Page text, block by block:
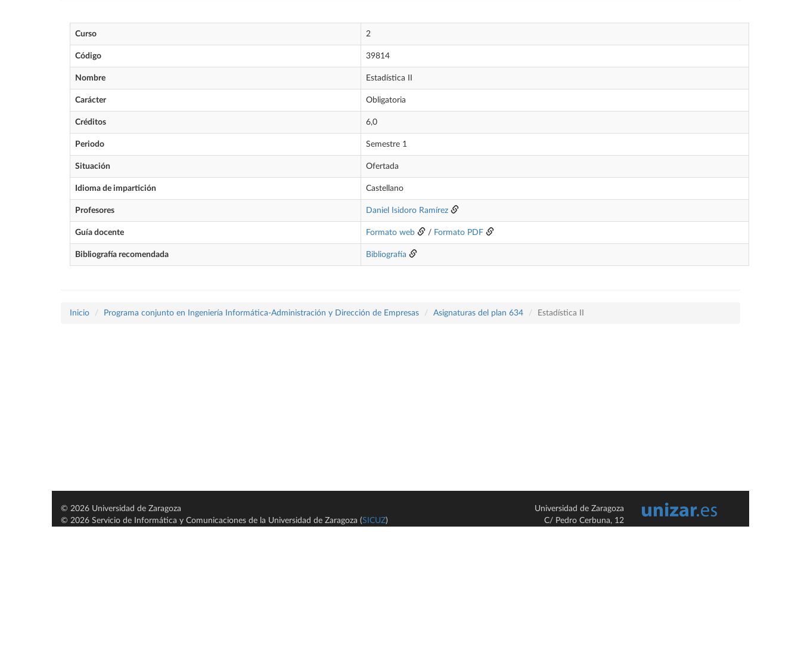
Curso 2
Código 39814
Nombre Estadística II
Carácter Obligatoria
Créditos 6,0
Periodo Semestre 1
Situación Ofertada
Idioma de impartición Castellano
Profesores Daniel Isidoro Ramírez
Guía docente Formato web / Formato PDF
Bibliografía recomendada Bibliografía
Inicio Programa conjunto en Ingeniería Informática-Administración y Dirección de Empresas Asignaturas del plan 634 Estadística II
© 2026 Universidad de Zaragoza
© 2026 Servicio de Informática y Comunicaciones de la Universidad de Zaragoza (SICUZ)
Universidad de Zaragoza
C/ Pedro Cerbuna, 12